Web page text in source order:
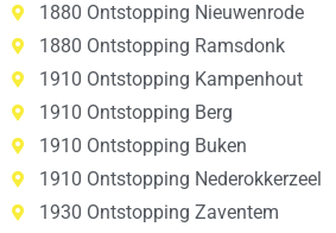
1880 Ontstopping Nieuwenrode
1880 Ontstopping Ramsdonk
1910 Ontstopping Kampenhout
1910 Ontstopping Berg
1910 Ontstopping Buken
1910 Ontstopping Nederokkerzeel
1930 Ontstopping Zaventem